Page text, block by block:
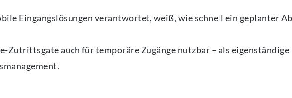
Eingangslösungen verantwortet, weiß, wie schnell ein geplanter
Zutrittsgate auch für temporäre Zugänge nutzbar – als eigenständige